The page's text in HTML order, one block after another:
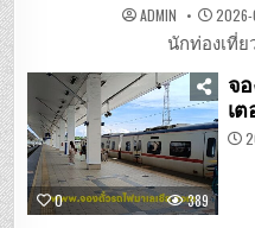
ADMIN
นักท่องเที่ย
0 389
จ
เต